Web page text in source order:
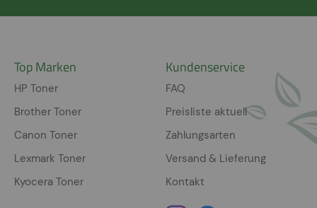
Top Marken
HP Toner
Brother Toner
Canon Toner
Lexmark Toner
Kyocera Toner
Kundenservice
FAQ
Preisliste aktuell
Zahlungsarten
Versand & Lieferung
Kontakt